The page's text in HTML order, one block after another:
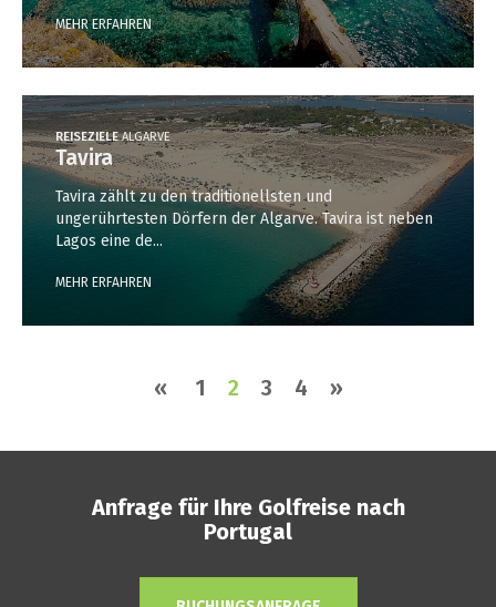
MEHR ERFAHREN
REISEZIELEALGARVE
Tavira
Tavira zählt zu den traditionellsten und
ungerührtesten Dörfern der Algarve. Tavira ist neben
Lagos eine de...
MEHR ERFAHREN
« 1 2 3 4 »
Anfrage für Ihre Golfreise nach
Portugal